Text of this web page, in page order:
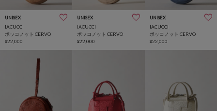
UNISEX
IACUCCI
ボッコノット CERVO
¥22,000
UNISEX
IACUCCI
ボッコノット CERVO
¥22,000
UNISEX
IACUCCI
ボッコノット CERVO
¥22,000